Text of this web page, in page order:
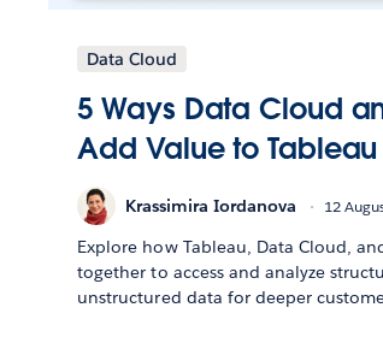
Data Cloud
5 Ways Data Cloud
Add Value to Tableau
Krassimira Iordanova 12
Explore how Tableau, Data Cloud,
together to access and analyze
unstructured data for deeper